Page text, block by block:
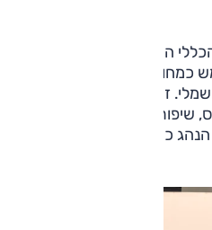
המוכר – זה משלב בין מנוע
1.5 ל' המשמש כמחולל זרם בעוד ההנעה
זה האחרון זכה לתוספת
כאשר הרכב נמצא במצב